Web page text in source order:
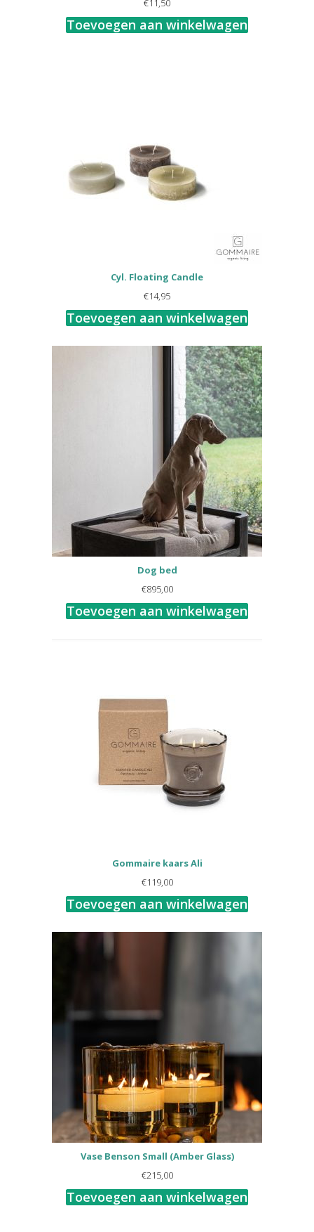
€11,50
Toevoegen aan winkelwagen
Cyl. Floating Candle
€14,95
Toevoegen aan winkelwagen
Dog bed
€895,00
Toevoegen aan winkelwagen
Gommaire kaars Ali
€119,00
Toevoegen aan winkelwagen
Vase Benson Small (Amber Glass)
€215,00
Toevoegen aan winkelwagen